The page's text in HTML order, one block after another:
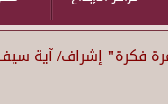
فكرة" إشراف/ آية